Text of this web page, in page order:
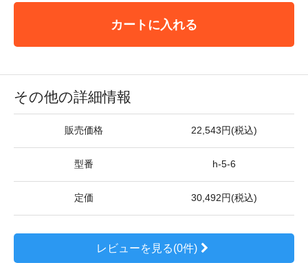
カートに入れる
その他の詳細情報
販売価格 22,543円(税込)
型番 h-5-6
定価 30,492円(税込)
レビューを見る(0件)